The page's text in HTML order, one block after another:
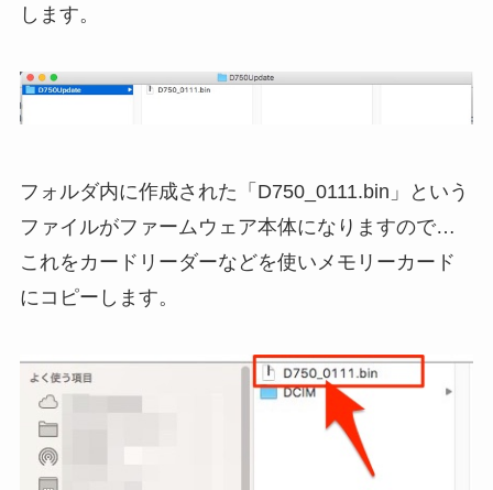
します。
フォルダ内に作成された「D750_0111.bin」という
ファイルがファームウェア本体になりますので…
これをカードリーダーなどを使いメモリーカード
にコピーします。